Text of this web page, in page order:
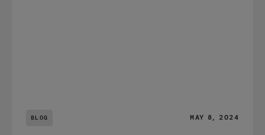
BLOG MAY 8, 2024